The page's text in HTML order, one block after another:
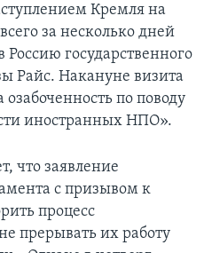
Кремля на
за несколько дней
государственного
Райс. Накануне визита
по поводу
иностранных НПО».
что заявление
с призывом к
процесс
прерывать их работу